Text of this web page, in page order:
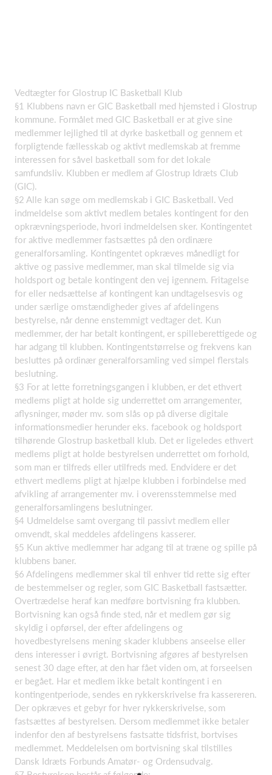
Vedtægter for Glostrup IC Basketball Klub
§1 Klubbens navn er GIC Basketball med hjemsted i Glostrup
kommune. Formålet med GIC Basketball er at give sine
medlemmer lejlighed til at dyrke basketball og gennem et
forpligtende fællesskab og aktivt medlemskab at fremme
interessen for såvel basketball som for det lokale
samfundsliv. Klubben er medlem af Glostrup Idræts Club
(GIC).
§2 Alle kan søge om medlemskab i GIC Basketball. Ved
indmeldelse som aktivt medlem betales kontingent for den
opkrævningsperiode, hvori indmeldelsen sker. Kontingentet
for aktive medlemmer fastsættes på den ordinære
generalforsamling. Kontingentet opkræves månedligt for
aktive og passive medlemmer, man skal tilmelde sig via
holdsport og betale kontingent den vej igennem. Fritagelse
for eller nedsættelse af kontingent kan undtagelsesvis og
under særlige omstændigheder gives af afdelingens
bestyrelse, når denne enstemmigt vedtager det. Kun
medlemmer, der har betalt kontingent, er spilleberettigede og
har adgang til klubben. Kontingentstørrelse og frekvens kan
besluttes på ordinær generalforsamling ved simpel flerstals
beslutning.
§3 For at lette forretningsgangen i klubben, er det ethvert
medlems pligt at holde sig underrettet om arrangementer,
aflysninger, møder mv. som slås op på diverse digitale
informationsmedier herunder eks. facebook og holdsport
tilhørende Glostrup basketball klub. Det er ligeledes ethvert
medlems pligt at holde bestyrelsen underrettet om forhold,
som man er tilfreds eller utilfreds med. Endvidere er det
ethvert medlems pligt at hjælpe klubben i forbindelse med
afvikling af arrangementer mv. i overensstemmelse med
generalforsamlingens beslutninger.
§4 Udmeldelse samt overgang til passivt medlem eller
omvendt, skal meddeles afdelingens kasserer.
§5 Kun aktive medlemmer har adgang til at træne og spille på
klubbens baner.
§6 Afdelingens medlemmer skal til enhver tid rette sig efter
de bestemmelser og regler, som GIC Basketball fastsætter.
Overtrædelse heraf kan medføre bortvisning fra klubben.
Bortvisning kan også finde sted, når et medlem gør sig
skyldig i opførsel, der efter afdelingens og
hovedbestyrelsens mening skader klubbens anseelse eller
dens interesser i øvrigt. Bortvisning afgøres af bestyrelsen
senest 30 dage efter, at den har fået viden om, at forseelsen
er begået. Har et medlem ikke betalt kontingent i en
kontingentperiode, sendes en rykkerskrivelse fra kassereren.
Der opkræves et gebyr for hver rykkerskrivelse, som
fastsættes af bestyrelsen. Dersom medlemmet ikke betaler
indenfor den af bestyrelsens fastsatte tidsfrist, bortvises
medlemmet. Meddelelsen om bortvisning skal tilstilles
Dansk Idræts Forbunds Amatør- og Ordensudvalg.